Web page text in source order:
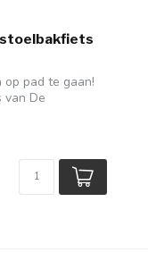
op pad te gaan!
van De